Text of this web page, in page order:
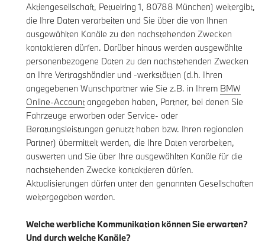
Aktiengesellschaft, Petuelring 1, 80788 München) weitergibt,
die Ihre Daten verarbeiten und Sie über die von Ihnen
ausgewählten Kanäle zu den nachstehenden Zwecken
kontaktieren dürfen. Darüber hinaus werden ausgewählte
personenbezogene Daten zu den nachstehenden Zwecken
an Ihre Vertragshändler und -werkstätten (d.h. Ihren
angegebenen Wunschpartner wie Sie z.B. in Ihrem BMW
Online-Accountangegeben haben, Partner, bei denen Sie
Fahrzeuge erworben oder Service- oder
Beratungsleistungen genutzt haben bzw. Ihren regionalen
Partner) übermittelt werden, die Ihre Daten verarbeiten,
auswerten und Sie über Ihre ausgewählten Kanäle für die
nachstehenden Zwecke kontaktieren dürfen.
Aktualisierungen dürfen unter den genannten Gesellschaften
weitergegeben werden.
Welche werbliche Kommunikation können Sie erwarten?
Und durch welche Kanäle?